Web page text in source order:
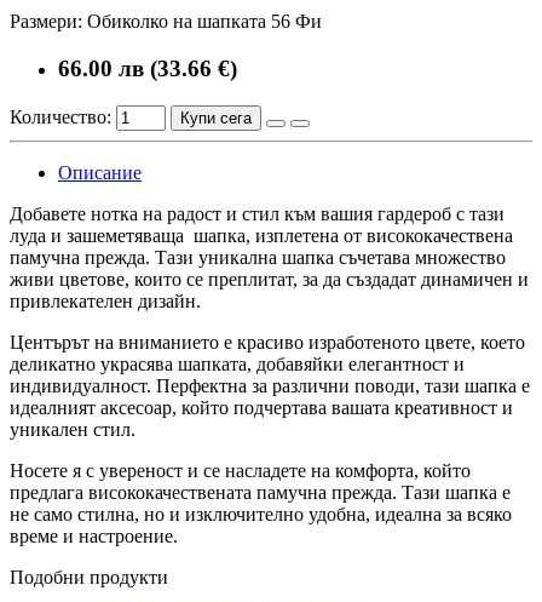
Размери: Обиколко на шапката 56 Фи
66.00 лв (33.66 €)
Количество: Купи сега
Описание
Добавете нотка на радост и стил към вашия гардероб с тази
луда и зашеметяваща шапка, изплетена от висококачествена
памучна прежда. Тази уникална шапка съчетава множество
живи цветове, които се преплитат, за да създадат динамичен и
привлекателен дизайн.
Центърът на вниманието е красиво изработеното цвете, което
деликатно украсява шапката, добавяйки елегантност и
индивидуалност. Перфектна за различни поводи, тази шапка е
идеалният аксесоар, който подчертава вашата креативност и
уникален стил.
Носете я с увереност и се насладете на комфорта, който
предлага висококачествената памучна прежда. Тази шапка е
не само стилна, но и изключително удобна, идеална за всяко
време и настроение.
Подобни продукти